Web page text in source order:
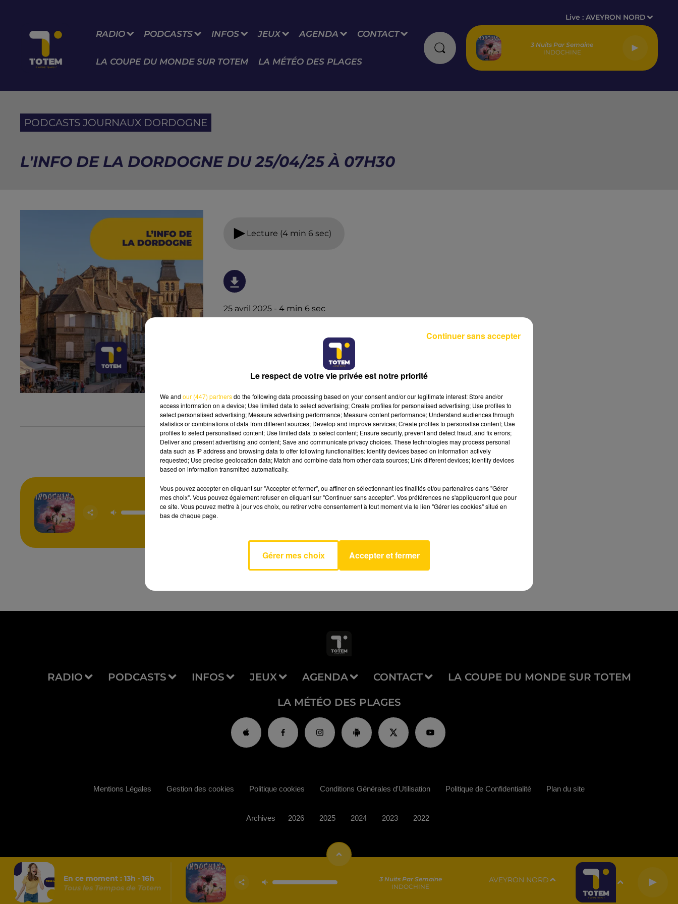
RADIO PODCASTS INFOS JEUX AGENDA CONTACT
LA COUPE DU MONDE SUR TOTEM LA MÉTÉO DES PLAGES
Live :AVEYRON NORD
3 Nuits Par Semaine
INDOCHINE
PODCASTS JOURNAUX DORDOGNE
L'INFO DE LA DORDOGNE DU 25/04/25 À 07H30
Lecture (4 min 6 sec)
25 avril 2025 - 4 min 6 sec
Ecoutez sur Totem l'information à Tulle, Brive, dans le
Nord du Lot et le pays sarladais avec les reportages de
nos journalistes sur le terrain.
3 Nuits Par
Semaine
INDOCHINE
AVEYRON NORD
RADIO PODCASTS INFOS JEUX AGENDA CONTACT LA COUPE DU MONDE SUR TOTEM
LA MÉTÉO DES PLAGES
En ce moment : 13h - 16h
Tous les Tempos de Totem
3 Nuits Par Semaine
INDOCHINE
AVEYRON NORD
Mentions Légales Gestion des cookies Politique cookies Conditions Générales d'Utilisation Politique de Confidentialité Plan du site
Archives 2026 2025 2024 2023 2022
Le respect de votre vie privée est notre priorité
We and our (447) partnersdo the following data processing based on your consent and/or our legitimate interest: Store and/or
access information on a device; Use limited data to select advertising; Create profiles for personalised advertising; Use profiles to
select personalised advertising; Measure advertising performance; Measure content performance; Understand audiences through
statistics or combinations of data from different sources; Develop and improve services; Create profiles to personalise content; Use
profiles to select personalised content; Use limited data to select content; Ensure security, prevent and detect fraud, and fix errors;
Deliver and present advertising and content; Save and communicate privacy choices. These technologies may process personal
data such as IP address and browsing data to offer following functionalities: Identify devices based on information actively
requested; Use precise geolocation data; Match and combine data from other data sources; Link different devices; Identify devices
based on information transmitted automatically.
Vous pouvez accepter en cliquant sur "Accepter et fermer", ou affiner en sélectionnant les finalités et/ou partenaires dans "Gérer
mes choix". Vous pouvez également refuser en cliquant sur "Continuer sans accepter". Vos préférences ne s'appliqueront que pour
ce site. Vous pouvez mettre à jour vos choix, ou retirer votre consentement à tout moment via le lien "Gérer les cookies" situé en
bas de chaque page.
Gérer mes choix Accepter et fermer
Continuer sans accepter